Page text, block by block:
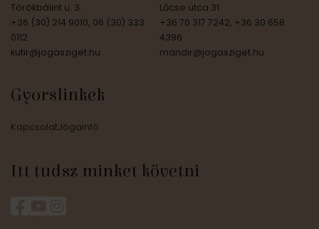
Törökbálint u. 3.
+36 (30) 214 9010, 06 (30) 333
0112
kutir@jogasziget.hu
Lőcse utca 31.
+36 70 317 7242, +36 30 658
4396
mandir@jogasziget.hu
Gyorslinkek
KapcsolatJógainfó
Itt tudsz minket követni